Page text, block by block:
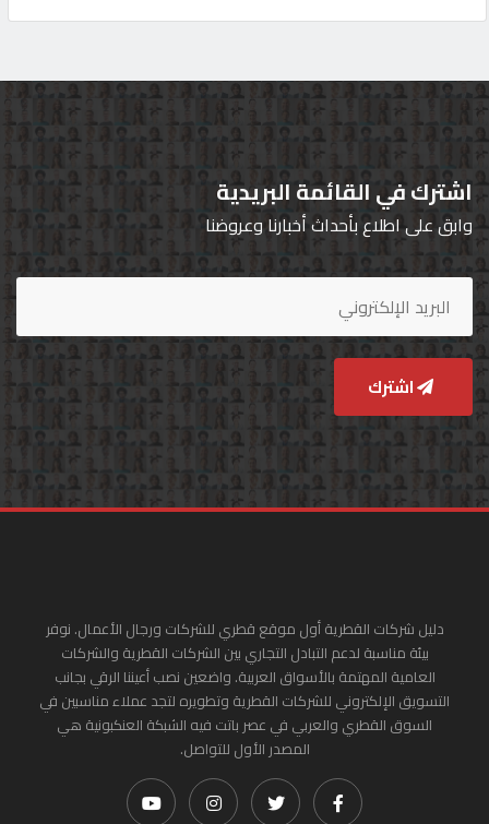
اشترك في القائمة البريدية
وابق على اطلاع بأحداث أخبارنا وعروضنا
اشترك
دليل شركات القطرية أول موقع قطري للشركات ورجال الأعمال. نوفر
بيئة مناسبة لدعم التبادل التجاري بين الشركات القطرية والشركات
العامية المهتمة بالأسواق العربية. واضعين نصب أعيننا الرقي بجانب
التسويق الإلكتروني للشركات القطرية وتطويره لتجد عملاء مناسبين في
السوق القطري والعربي في عصر باتت فيه الشبكة العنكبونية هي
المصدر الأول للتواصل.